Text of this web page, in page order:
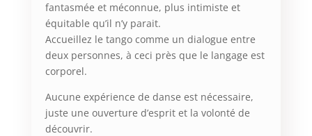
fantasmée et méconnue, plus intimiste et
équitable qu’il n’y parait.
Accueillez le tango comme un dialogue entre
deux personnes, à ceci près que le langage est
corporel.
Aucune expérience de danse est nécessaire,
juste une ouverture d’esprit et la volonté de
découvrir.